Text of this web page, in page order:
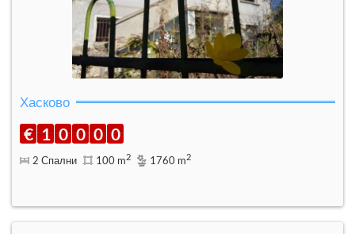
Хасково
€ 1 0 0 0 0
2 Спални 100 m2 1760 m2